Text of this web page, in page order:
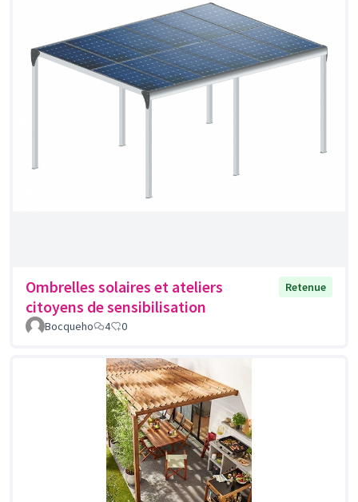
Ombrelles solaires et ateliers
citoyens de sensibilisation
Retenue
Bocqueho 4 0